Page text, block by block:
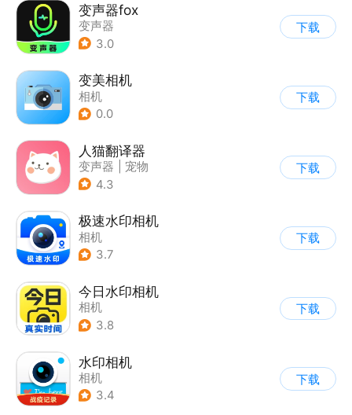
变声器fox
变声器
3.0
下载
变美相机
相机
0.0
下载
人猫翻译器
变声器
宠物
4.3
下载
极速水印相机
相机
3.7
下载
今日水印相机
相机
3.8
下载
水印相机
相机
3.4
下载